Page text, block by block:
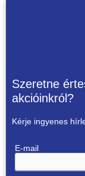
Szeretne
akcióinkról?
Kérje ingyenes
E-mail